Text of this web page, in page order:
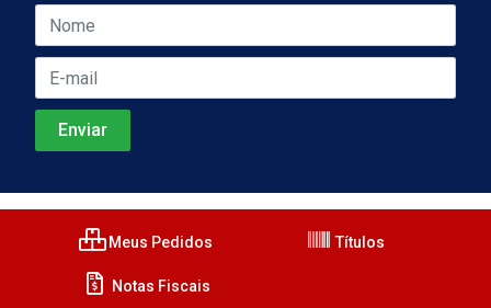
Meus Pedidos Títulos
Notas Fiscais